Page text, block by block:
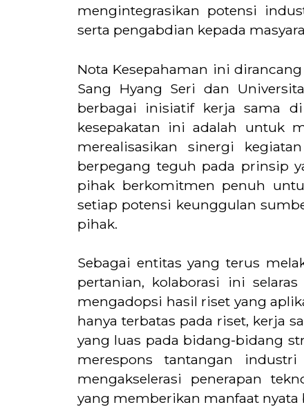
mengintegrasikan potensi
serta pengabdian kepada
Nota Kesepahaman ini
Sang Hyang Seri dan
berbagai inisiatif kerja sama
kesepakatan ini adalah untuk
merealisasikan sinergi
berpegang teguh pada prinsip
pihak berkomitmen penuh
setiap potensi keunggulan
pihak.
Sebagai entitas yang terus
pertanian, kolaborasi ini
mengadopsi hasil riset yang
hanya terbatas pada riset, kerja
yang luas pada bidang-bidang
merespons tantangan
mengakselerasi penerapan
yang memberikan manfaat nyata